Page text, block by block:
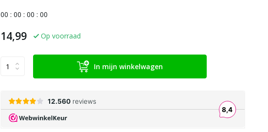
00 : 00 : 00 : 00
14,99 Op voorraad
In mijn winkelwagen